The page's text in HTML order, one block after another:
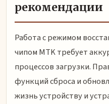
рекомендации
Работа с режимом
чипом MTK требует
процессов загрузки.
функций сброса и
жизнь устройству и